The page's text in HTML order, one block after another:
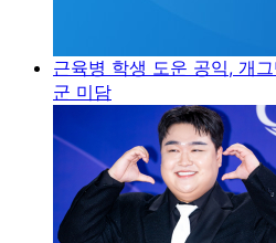
근육병 학생 도운 공익, 개
군 미담